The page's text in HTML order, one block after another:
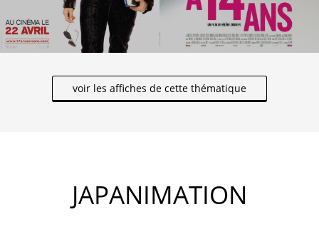
voir les affiches de cette thématique
JAPANIMATION